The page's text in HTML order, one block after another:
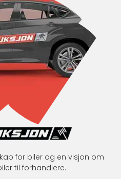
for biler og en visjon om
til forhandlere.